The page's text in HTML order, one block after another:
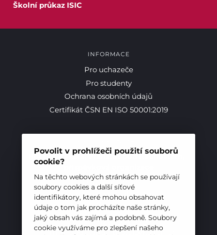
Povolit v prohlížeči použití souborů
cookie?
Na těchto webových stránkách se používají
soubory cookies a další síťové
identifikátory, které mohou obsahovat
údaje o tom jak procházíte naše stránky,
jaký obsah vás zajímá a podobně. Soubory
cookie využíváme pro zlepšení našeho
Pro studenty
Školní průkaz ISIC
INFORMACE
Pro uchazeče
Pro studenty
Ochrana osobních údajů
Certifikát ČSN EN ISO 50001:2019
Hotelová škola, Frenštát pod Radhoštěm,
Mariánská 252,
Frenštát pod Radhoštěm
744 01
Telefon:+420 556 836 551
E-mail:sekretariat@hotelovkafren.cz